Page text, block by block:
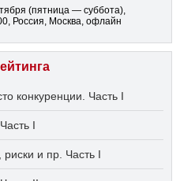
(пятница — суббота),
, Россия, Москва, офлайн
конкуренции. Часть I
I
и пр. Часть I